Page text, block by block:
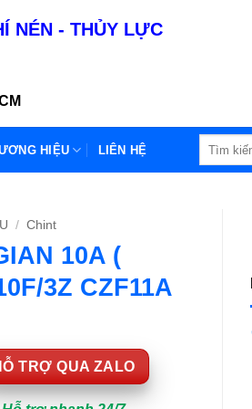
NÉN - THỦY LỰC
HIỆU LIÊN HỆ
/ Chint
10A (
3Z CZF11A
TRỢ QUA ZALO